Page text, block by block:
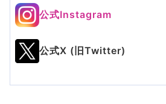
公式Instagram
公式X (旧Twitter)